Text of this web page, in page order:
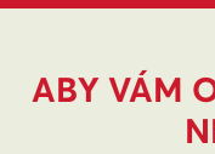
ABY VÁM